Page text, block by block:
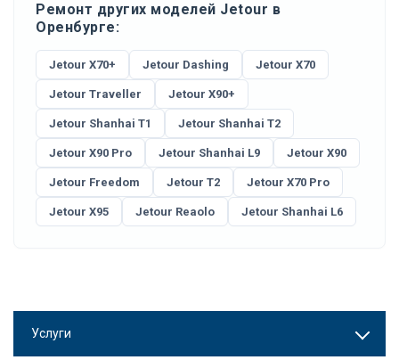
Ремонт других моделей Jetour в
Оренбурге:
Jetour X70+ Jetour Dashing Jetour X70
Jetour Traveller Jetour X90+
Jetour Shanhai T1 Jetour Shanhai T2
Jetour X90 Pro Jetour Shanhai L9 Jetour X90
Jetour Freedom Jetour T2 Jetour X70 Pro
Jetour X95 Jetour Reaolo Jetour Shanhai L6
Услуги